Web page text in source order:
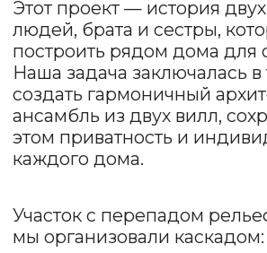
Участок с перепадом рельефа 6 метров
мы организовали каскадом:
Верхний дом для сестры — 280 м², с
прямым въездом и приватной
территорией.
Нижний дом для брата — 550 м²,
спроектирован так, чтобы с верхнего
участка был виден лишь один его
этаж.
сторону, сочетая комфорт, эстетику и
природное окружение.